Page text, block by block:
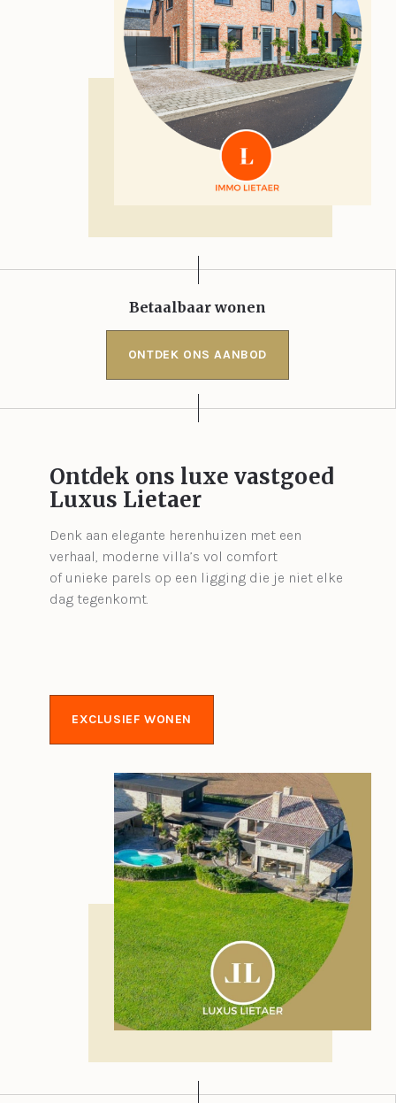
Betaalbaar wonen
ONTDEK ONS AANBOD
Ontdek ons luxe vastgoed
Luxus Lietaer
Denk aan elegante herenhuizen met een
verhaal, moderne villa’s vol comfort
of unieke parels op een ligging die je niet elke
dag tegenkomt.
EXCLUSIEF WONEN